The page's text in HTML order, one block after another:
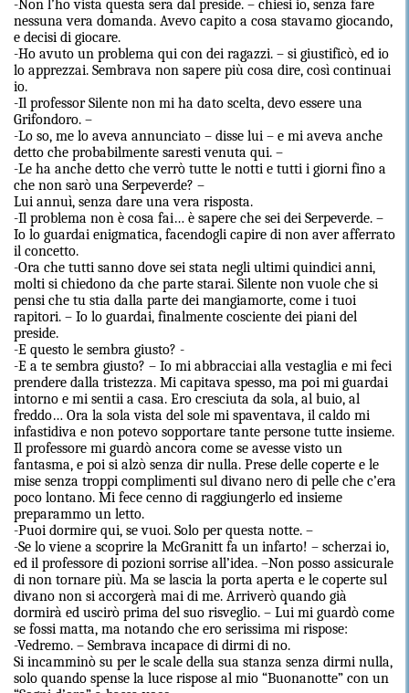
-Non l’ho vista questa sera dal preside. – chiesi io, senza fare
nessuna vera domanda. Avevo capito a cosa stavamo giocando,
e decisi di giocare.
-Ho avuto un problema qui con dei ragazzi. – si giustificò, ed io
lo apprezzai. Sembrava non sapere più cosa dire, così continuai
io.
-Il professor Silente non mi ha dato scelta, devo essere una
Grifondoro. –
-Lo so, me lo aveva annunciato – disse lui – e mi aveva anche
detto che probabilmente saresti venuta qui. –
-Le ha anche detto che verrò tutte le notti e tutti i giorni fino a
che non sarò una Serpeverde? –
Lui annuì, senza dare una vera risposta.
-Il problema non è cosa fai… è sapere che sei dei Serpeverde. –
Io lo guardai enigmatica, facendogli capire di non aver afferrato
il concetto.
-Ora che tutti sanno dove sei stata negli ultimi quindici anni,
molti si chiedono da che parte starai. Silente non vuole che si
pensi che tu stia dalla parte dei mangiamorte, come i tuoi
rapitori. – Io lo guardai, finalmente cosciente dei piani del
preside.
-E questo le sembra giusto? -
-E a te sembra giusto? – Io mi abbracciai alla vestaglia e mi feci
prendere dalla tristezza. Mi capitava spesso, ma poi mi guardai
intorno e mi sentii a casa. Ero cresciuta da sola, al buio, al
freddo… Ora la sola vista del sole mi spaventava, il caldo mi
infastidiva e non potevo sopportare tante persone tutte insieme.
Il professore mi guardò ancora come se avesse visto un
fantasma, e poi si alzò senza dir nulla. Prese delle coperte e le
mise senza troppi complimenti sul divano nero di pelle che c’era
poco lontano. Mi fece cenno di raggiungerlo ed insieme
preparammo un letto.
-Puoi dormire qui, se vuoi. Solo per questa notte. –
-Se lo viene a scoprire la McGranitt fa un infarto! – scherzai io,
ed il professore di pozioni sorrise all’idea. –Non posso assicurale
di non tornare più. Ma se lascia la porta aperta e le coperte sul
divano non si accorgerà mai di me. Arriverò quando già
dormirà ed uscirò prima del suo risveglio. – Lui mi guardò come
se fossi matta, ma notando che ero serissima mi rispose:
-Vedremo. – Sembrava incapace di dirmi di no.
Si incamminò su per le scale della sua stanza senza dirmi nulla,
solo quando spense la luce rispose al mio “Buonanotte” con un